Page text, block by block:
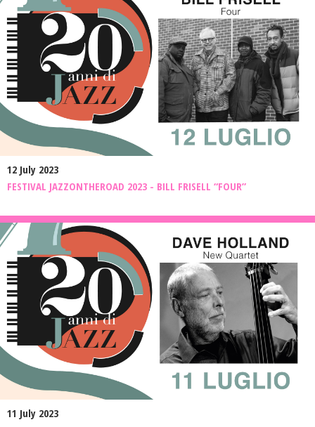
12 July 2023
FESTIVAL JAZZONTHEROAD 2023 - BILL FRISELL “FOUR”
11 July 2023